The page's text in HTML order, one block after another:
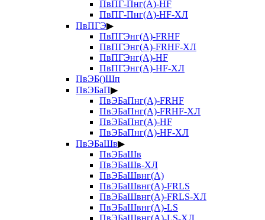
ПвПГ-Пнг(А)-HF
ПвПГ-Пнг(А)-HF-ХЛ
ПвПГЭ▶
ПвПГЭнг(А)-FRHF
ПвПГЭнг(А)-FRHF-ХЛ
ПвПГЭнг(А)-HF
ПвПГЭнг(А)-HF-ХЛ
ПвЭБ()Шп
ПвЭБаП▶
ПвЭБаПнг(А)-FRHF
ПвЭБаПнг(А)-FRHF-ХЛ
ПвЭБаПнг(А)-HF
ПвЭБаПнг(А)-HF-ХЛ
ПвЭБаШв▶
ПвЭБаШв
ПвЭБаШв-ХЛ
ПвЭБаШвнг(А)
ПвЭБаШвнг(А)-FRLS
ПвЭБаШвнг(А)-FRLS-ХЛ
ПвЭБаШвнг(А)-LS
ПвЭБаШвнг(А)-LS-ХЛ